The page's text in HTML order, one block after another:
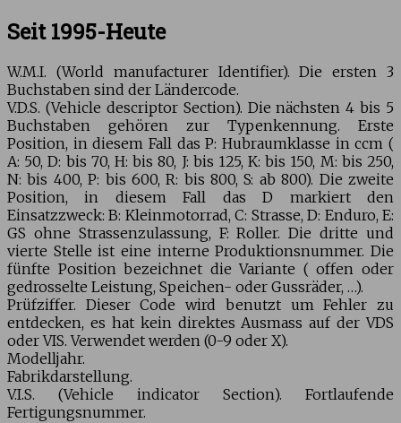
Seit 1995-Heute
W.M.I. (World manufacturer Identifier). Die ersten 3
Buchstaben sind der Ländercode.
V.D.S. (Vehicle descriptor Section). Die nächsten 4 bis 5
Buchstaben gehören zur Typenkennung. Erste
Position, in diesem Fall das P: Hubraumklasse in ccm (
A: 50, D: bis 70, H: bis 80, J: bis 125, K: bis 150, M: bis 250,
N: bis 400, P: bis 600, R: bis 800, S: ab 800). Die zweite
Position, in diesem Fall das D markiert den
Einsatzzweck: B: Kleinmotorrad, C: Strasse, D: Enduro, E:
GS ohne Strassenzulassung, F: Roller. Die dritte und
vierte Stelle ist eine interne Produktionsnummer. Die
fünfte Position bezeichnet die Variante ( offen oder
gedrosselte Leistung, Speichen- oder Gussräder, …).
Prüfziffer. Dieser Code wird benutzt um Fehler zu
entdecken, es hat kein direktes Ausmass auf der VDS
oder VIS. Verwendet werden (0-9 oder X).
Modelljahr.
Fabrikdarstellung.
V.I.S. (Vehicle indicator Section). Fortlaufende
Fertigungsnummer.